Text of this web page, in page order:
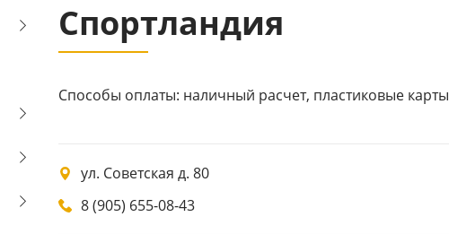
Спортландия
Способы оплаты: наличный расчет, пластиковые карты
ул. Советская д. 80
8 (905) 655-08-43